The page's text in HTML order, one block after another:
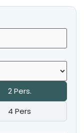
2 Pers.
4 Pers